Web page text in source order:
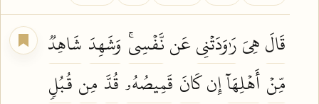
قَالَهِيَرَٰوَدَتۡنِيعَننَّفۡسِيۚ وَشَهِدَ شَاهِدٞ
مِّنۡ أَهۡلِهَآإِنكَانَ قَمِيصُهُۥ قُدَّ مِن قُبُلٖ